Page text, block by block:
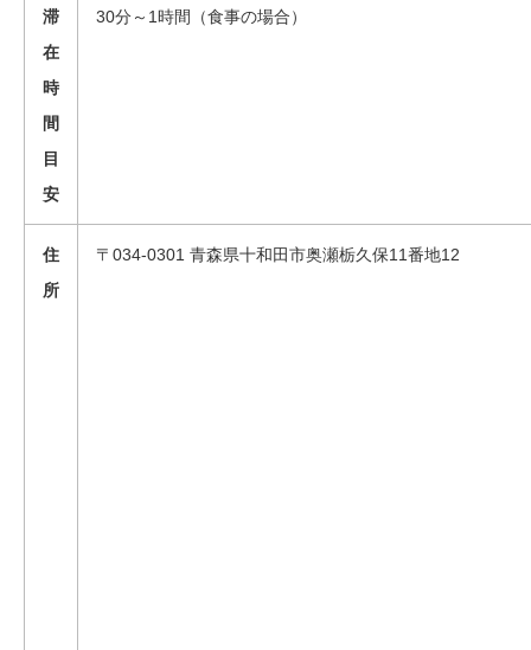
滞
在
時
間
目
安
30分～1時間（食事の場合）
住
所
〒034-0301 青森県十和田市奥瀬栃久保11番地12